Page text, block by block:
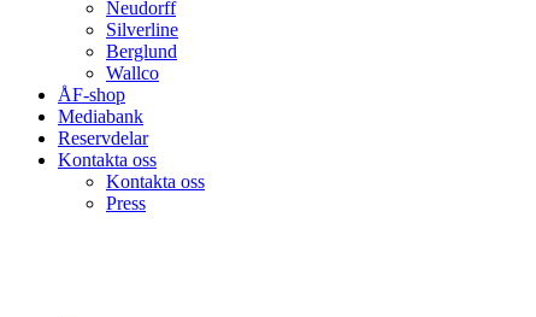
Neudorff
Silverline
Berglund
Wallco
ÅF-shop
Mediabank
Reservdelar
Kontakta oss
Kontakta oss
Press